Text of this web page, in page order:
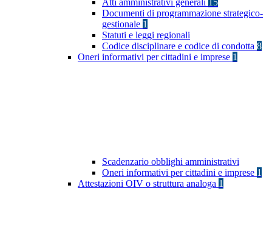
Atti amministrativi generali 15
Documenti di programmazione strategico-
gestionale 1
Statuti e leggi regionali
Codice disciplinare e codice di condotta 8
Oneri informativi per cittadini e imprese 1
Scadenzario obblighi amministrativi
Oneri informativi per cittadini e imprese 1
Attestazioni OIV o struttura analoga 1